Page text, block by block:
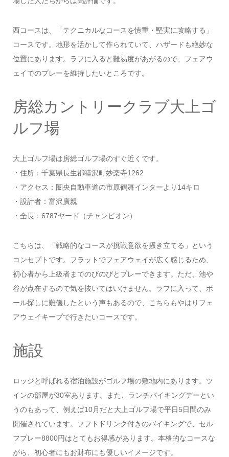
西コースは、「テクニカルなコースを慎重・堅実に攻略する」
コースです。地形を活かして作られていて、ハザードも絶妙な
位置にあります。ラフに入ると難易度があがるので、フェアウ
ェイでのプレーを維持したいところです。
房総カントリークラブ大上ゴ
ルフ場
大上ゴルフ場は房総ゴルフ場のすぐ近くです。
・住所：千葉県長生郡睦沢町妙楽寺1262
・アクセス：圏央自動車道の市原鶴舞インターより14キロ
・設計者：富沢廣親
・全長：6787ヤード（チャンピオン）
こちらは、「戦略的なコースが挑戦意欲を掻き立てる」という
コンセプトです。フラットでフェアウェイが広く感じるため、
初心者から上級者までのびのびとプレーできます。ただ、池や
谷が点在するので気を抜いてはいけません。ラフに入って、ボ
ール探しに難儀したという声もあるので、こちらもやはりフェ
アウェイキープで行きたいコースです。
施設
ロッジと呼ばれる宿泊施設がゴルフ場の敷地内にあります。ツ
インの部屋が30室あります。また、ランチバイキングデーとい
うのもあって、例えば10月だと大上ゴルフ場で平日5日間のみ
開催されています。ソフトドリンク付きのバイキングで、セル
フプレー8800円はとてもお得感があります。本格的なコースな
がら、初心者にもお財布にも優しいイメージです。